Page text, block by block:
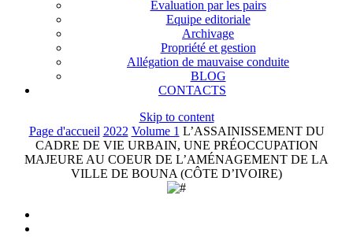
Evaluation par les pairs
Equipe editoriale
Archivage
Propriété et gestion
Allégation de mauvaise conduite
BLOG
CONTACTS
Skip to content
Page d'accueil 2022 Volume 1 L’ASSAINISSEMENT DU
CADRE DE VIE URBAIN, UNE PRÉOCCUPATION
MAJEURE AU COEUR DE L’AMÉNAGEMENT DE LA
VILLE DE BOUNA (CÔTE D’IVOIRE)